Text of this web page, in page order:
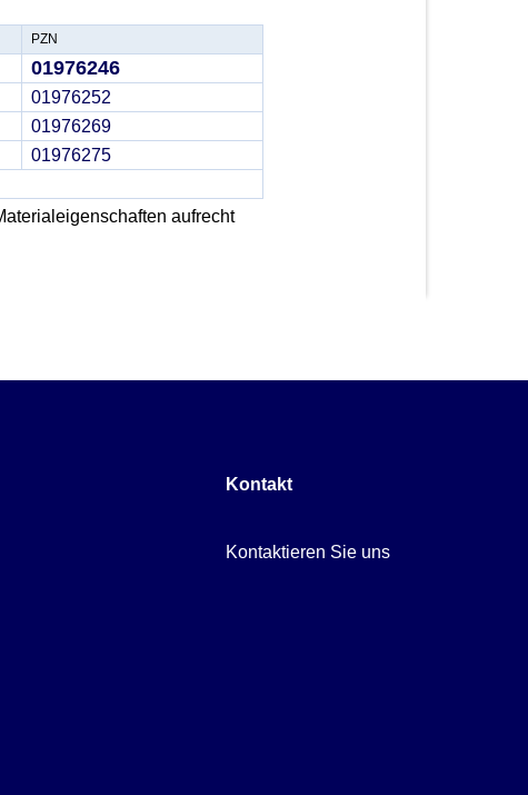
PZN
01976246
01976252
01976269
01976275
aufrecht
Kontakt
Kontaktieren Sie uns